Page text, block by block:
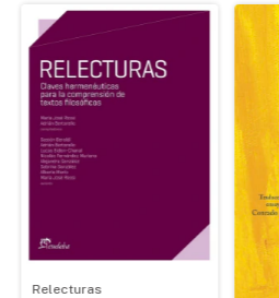
Relecturas